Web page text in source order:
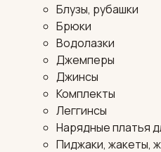
Блузы, рубашки
Брюки
Водолазки
Джемперы
Джинсы
Комплекты
Леггинсы
Нарядные платья
Пиджаки, жакеты,